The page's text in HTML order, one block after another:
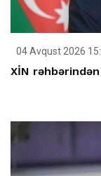
04 Avqust 2026
XİN rəhbərindən